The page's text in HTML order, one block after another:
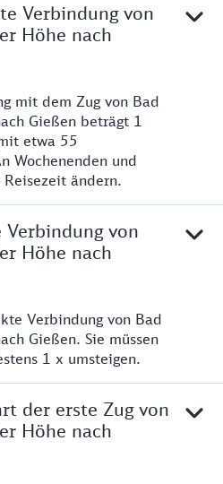
Verbindung von
Höhe nach
mit dem Zug von Bad
Gießen beträgt 1
etwa 55
Wochenenden und
ändern.
von
Höhe nach
Verbindung von Bad
Gießen. Sie müssen
1 x umsteigen.
der erste Zug von
Höhe nach